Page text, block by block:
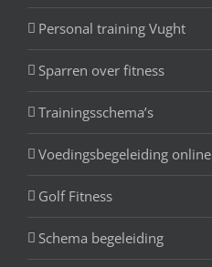
Personal training Vught
Sparren over fitness
Trainingsschema’s
Voedingsbegeleiding online
Golf Fitness
Schema begeleiding